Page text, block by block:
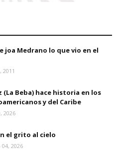
joa Medrano lo que vio en el
2011
(La Beba) hace historia en los
y del Caribe
2026
el grito al cielo
2026